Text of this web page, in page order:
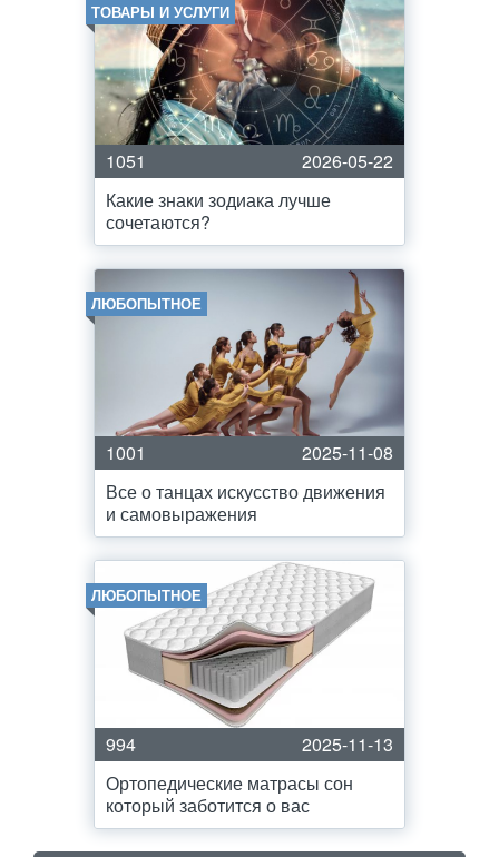
ТОВАРЫ И УСЛУГИ
1051
2026-05-22
Какие знаки зодиака лучше
сочетаются?
ЛЮБОПЫТНОЕ
1001
2025-11-08
Все о танцах искусство движения
и самовыражения
ЛЮБОПЫТНОЕ
994
2025-11-13
Ортопедические матрасы сон
который заботится о вас